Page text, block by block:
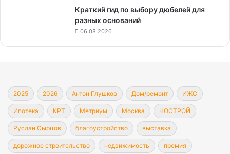
Краткий гид по выбору дюбелей для
разных оснований
06.08.2026
2025 2026 Антон Глушков Дом/ремонт ИЖС
Ипотека КРТ Метриум Москва НОСТРОЙ
Руслан Сырцов благоустройство выставка
дорожное строительство недвижимость премия